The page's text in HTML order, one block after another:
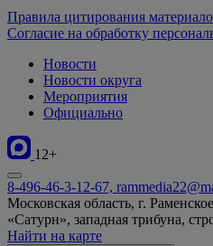
Правила цитирования
Согласие на обработку
Новости
Новости округа
Мероприятия
Официально
12+
8-496-46-3-12-67,
Московская область, г.
«Сатурн», западная трибуна,
Найти на карте